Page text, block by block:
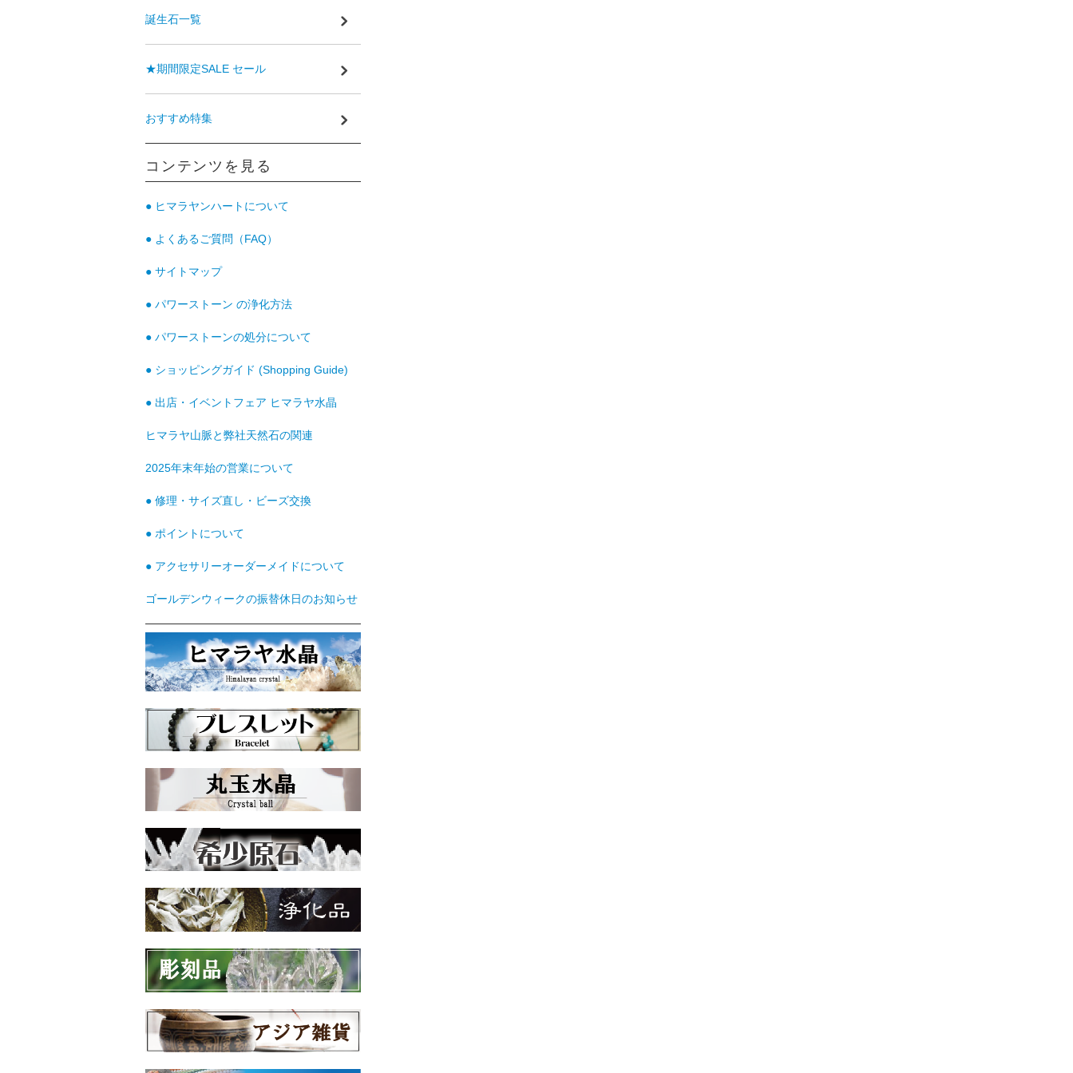
誕生石一覧
★期間限定SALE セール
おすすめ特集
コンテンツを見る
● ヒマラヤンハートについて
● よくあるご質問（FAQ）
● サイトマップ
● パワーストーン の浄化方法
● パワーストーンの処分について
● ショッピングガイド (Shopping Guide)
● 出店・イベントフェア ヒマラヤ水晶
ヒマラヤ山脈と弊社天然石の関連
2025年末年始の営業について
● 修理・サイズ直し・ビーズ交換
● ポイントについて
● アクセサリーオーダーメイドについて
ゴールデンウィークの振替休日のお知らせ